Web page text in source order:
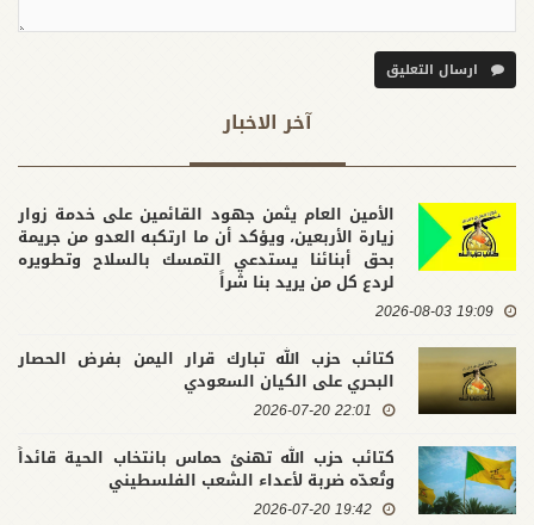
ارسال التعليق
آخر الاخبار
الأمين العام يثمن جهود القائمين على خدمة زوار
زيارة الأربعين، ويؤكد أن ما ارتكبه العدو من جريمة
بحق أبنائنا يستدعي التمسك بالسلاح وتطويره
لردع كل من يريد بنا شراً
19:09 2026-08-03
كتائب حزب الله تبارك قرار اليمن بفرض الحصار
البحري على الكيان السعودي
22:01 2026-07-20
كتائب حزب الله تهنئ حماس بانتخاب الحية قائداً
وتُعدّه ضربة لأعداء الشعب الفلسطيني
19:42 2026-07-20